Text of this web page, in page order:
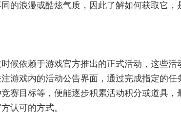
的浪漫或酷炫气质，因此了解如何获取它，
候依赖于游戏官方推出的正式活动，这些活
游戏内的活动公告界面，通过完成指定的任
赛目标等，便能逐步积累活动积分或道具，
认可的方式。